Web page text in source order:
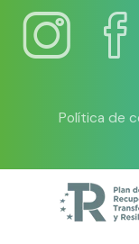
Política de